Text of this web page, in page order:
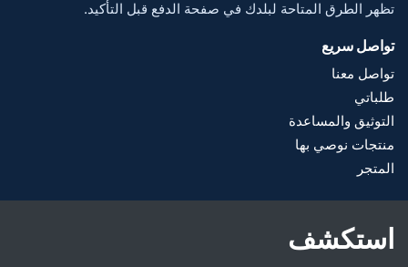
تظهر الطرق المتاحة لبلدك في صفحة الدفع قبل التأكيد.
تواصل سريع
تواصل معنا
طلباتي
التوثيق والمساعدة
منتجات نوصي بها
المتجر
استكشف